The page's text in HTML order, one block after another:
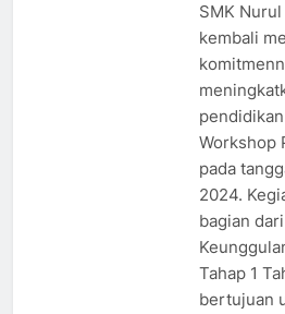
SMK
kembali
Workshop
pada
2024.
bagian
Tahap 1
bertujuan